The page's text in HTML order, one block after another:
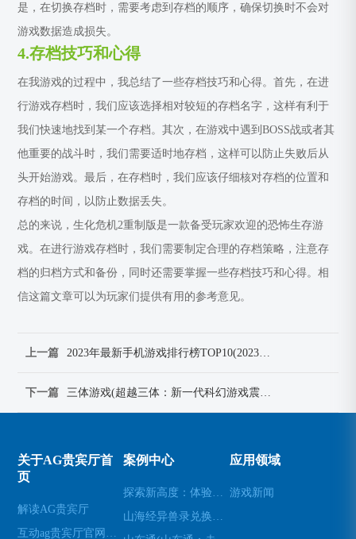
是，在切换存档时，需要考虑到存档的顺序，确保切换时不会对
游戏数据造成损失。
4.存档技巧和心得
在我游戏的过程中，我总结了一些存档技巧和心得。首先，在进
行游戏存档时，我们应该选择相对较短的存档名字，这样有利于
我们快速地找到某一个存档。其次，在游戏中遇到BOSS战或者其
他重要的战斗时，我们需要适时地存档，这样可以防止失败后从
头开始游戏。最后，在存档时，我们应该仔细核对存档的位置和
存档的时间，以防止数据丢失。
总的来说，生化危机2重制版是一款备受玩家欢迎的恐怖生存游
戏。在进行游戏存档时，我们需要制定合理的存档策略，注意存
档的归档方式和备份，同时还需要掌握一些存档技巧和心得。相
信这篇文章可以为玩家们提供有用的参考意见。
上一篇
下一篇
关于AG贵宾厅首
页
解读AG贵宾厅
案例中心 应用领域
游戏新闻